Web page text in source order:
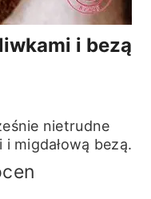
i bezą
nietrudne
migdałową bezą.